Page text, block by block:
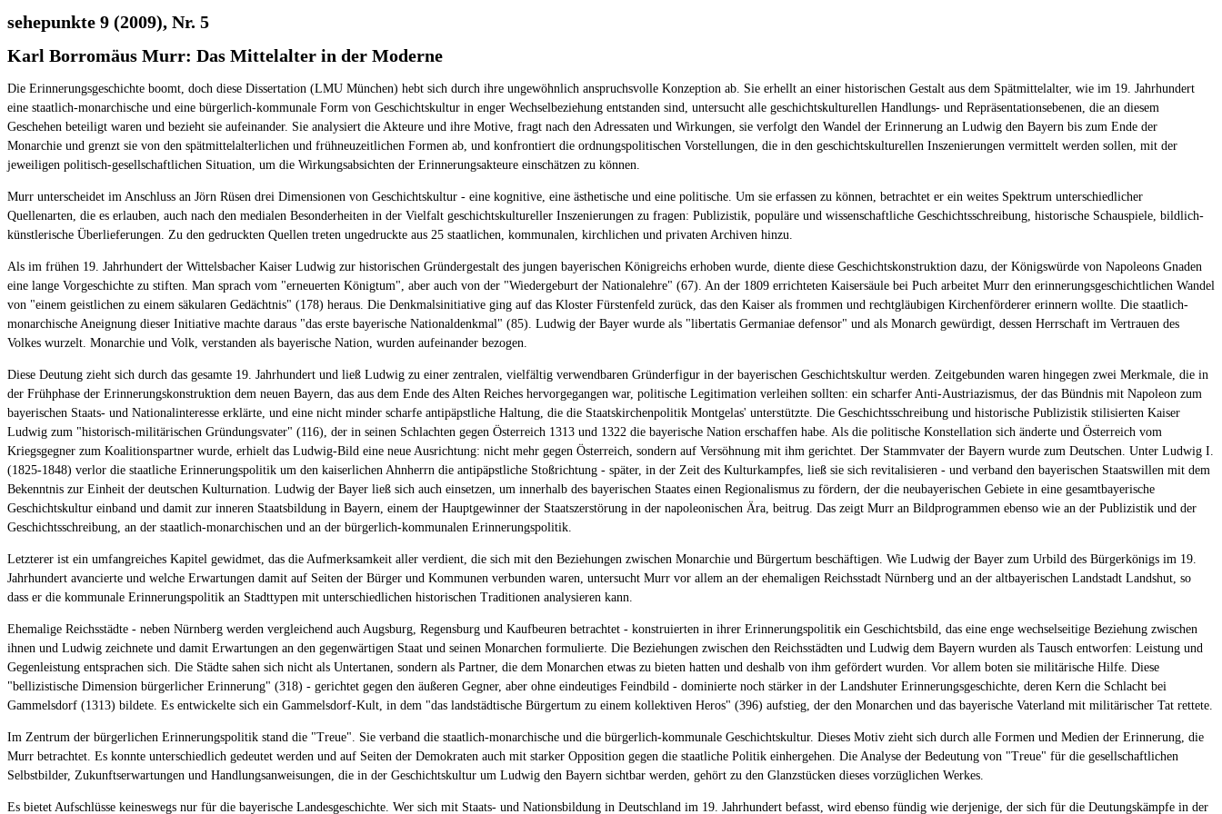
sehepunkte 9 (2009), Nr. 5
Karl Borromäus Murr: Das Mittelalter in der Moderne
Die Erinnerungsgeschichte boomt, doch diese Dissertation (LMU München) hebt sich durch ihre ungewöhnlich anspruchsvolle Konzeption ab. Sie erhellt an einer historischen Gestalt aus dem Spätmittelalter, wie im 19. Jahrhundert
eine staatlich-monarchische und eine bürgerlich-kommunale Form von Geschichtskultur in enger Wechselbeziehung entstanden sind, untersucht alle geschichtskulturellen Handlungs- und Repräsentationsebenen, die an diesem
Geschehen beteiligt waren und bezieht sie aufeinander. Sie analysiert die Akteure und ihre Motive, fragt nach den Adressaten und Wirkungen, sie verfolgt den Wandel der Erinnerung an Ludwig den Bayern bis zum Ende der
Monarchie und grenzt sie von den spätmittelalterlichen und frühneuzeitlichen Formen ab, und konfrontiert die ordnungspolitischen Vorstellungen, die in den geschichtskulturellen Inszenierungen vermittelt werden sollen, mit der
jeweiligen politisch-gesellschaftlichen Situation, um die Wirkungsabsichten der Erinnerungsakteure einschätzen zu können.
Murr unterscheidet im Anschluss an Jörn Rüsen drei Dimensionen von Geschichtskultur - eine kognitive, eine ästhetische und eine politische. Um sie erfassen zu können, betrachtet er ein weites Spektrum unterschiedlicher
Quellenarten, die es erlauben, auch nach den medialen Besonderheiten in der Vielfalt geschichtskultureller Inszenierungen zu fragen: Publizistik, populäre und wissenschaftliche Geschichtsschreibung, historische Schauspiele, bildlich-
künstlerische Überlieferungen. Zu den gedruckten Quellen treten ungedruckte aus 25 staatlichen, kommunalen, kirchlichen und privaten Archiven hinzu.
Als im frühen 19. Jahrhundert der Wittelsbacher Kaiser Ludwig zur historischen Gründergestalt des jungen bayerischen Königreichs erhoben wurde, diente diese Geschichtskonstruktion dazu, der Königswürde von Napoleons Gnaden
eine lange Vorgeschichte zu stiften. Man sprach vom "erneuerten Königtum", aber auch von der "Wiedergeburt der Nationalehre" (67). An der 1809 errichteten Kaisersäule bei Puch arbeitet Murr den erinnerungsgeschichtlichen Wandel
von "einem geistlichen zu einem säkularen Gedächtnis" (178) heraus. Die Denkmalsinitiative ging auf das Kloster Fürstenfeld zurück, das den Kaiser als frommen und rechtgläubigen Kirchenförderer erinnern wollte. Die staatlich-
monarchische Aneignung dieser Initiative machte daraus "das erste bayerische Nationaldenkmal" (85). Ludwig der Bayer wurde als "libertatis Germaniae defensor" und als Monarch gewürdigt, dessen Herrschaft im Vertrauen des
Volkes wurzelt. Monarchie und Volk, verstanden als bayerische Nation, wurden aufeinander bezogen.
Diese Deutung zieht sich durch das gesamte 19. Jahrhundert und ließ Ludwig zu einer zentralen, vielfältig verwendbaren Gründerfigur in der bayerischen Geschichtskultur werden. Zeitgebunden waren hingegen zwei Merkmale, die in
der Frühphase der Erinnerungskonstruktion dem neuen Bayern, das aus dem Ende des Alten Reiches hervorgegangen war, politische Legitimation verleihen sollten: ein scharfer Anti-Austriazismus, der das Bündnis mit Napoleon zum
bayerischen Staats- und Nationalinteresse erklärte, und eine nicht minder scharfe antipäpstliche Haltung, die die Staatskirchenpolitik Montgelas' unterstützte. Die Geschichtsschreibung und historische Publizistik stilisierten Kaiser
Ludwig zum "historisch-militärischen Gründungsvater" (116), der in seinen Schlachten gegen Österreich 1313 und 1322 die bayerische Nation erschaffen habe. Als die politische Konstellation sich änderte und Österreich vom
Kriegsgegner zum Koalitionspartner wurde, erhielt das Ludwig-Bild eine neue Ausrichtung: nicht mehr gegen Österreich, sondern auf Versöhnung mit ihm gerichtet. Der Stammvater der Bayern wurde zum Deutschen. Unter Ludwig I.
(1825-1848) verlor die staatliche Erinnerungspolitik um den kaiserlichen Ahnherrn die antipäpstliche Stoßrichtung - später, in der Zeit des Kulturkampfes, ließ sie sich revitalisieren - und verband den bayerischen Staatswillen mit dem
Bekenntnis zur Einheit der deutschen Kulturnation. Ludwig der Bayer ließ sich auch einsetzen, um innerhalb des bayerischen Staates einen Regionalismus zu fördern, der die neubayerischen Gebiete in eine gesamtbayerische
Geschichtskultur einband und damit zur inneren Staatsbildung in Bayern, einem der Hauptgewinner der Staatszerstörung in der napoleonischen Ära, beitrug. Das zeigt Murr an Bildprogrammen ebenso wie an der Publizistik und der
Geschichtsschreibung, an der staatlich-monarchischen und an der bürgerlich-kommunalen Erinnerungspolitik.
Letzterer ist ein umfangreiches Kapitel gewidmet, das die Aufmerksamkeit aller verdient, die sich mit den Beziehungen zwischen Monarchie und Bürgertum beschäftigen. Wie Ludwig der Bayer zum Urbild des Bürgerkönigs im 19.
Jahrhundert avancierte und welche Erwartungen damit auf Seiten der Bürger und Kommunen verbunden waren, untersucht Murr vor allem an der ehemaligen Reichsstadt Nürnberg und an der altbayerischen Landstadt Landshut, so
dass er die kommunale Erinnerungspolitik an Stadttypen mit unterschiedlichen historischen Traditionen analysieren kann.
Ehemalige Reichsstädte - neben Nürnberg werden vergleichend auch Augsburg, Regensburg und Kaufbeuren betrachtet - konstruierten in ihrer Erinnerungspolitik ein Geschichtsbild, das eine enge wechselseitige Beziehung zwischen
ihnen und Ludwig zeichnete und damit Erwartungen an den gegenwärtigen Staat und seinen Monarchen formulierte. Die Beziehungen zwischen den Reichsstädten und Ludwig dem Bayern wurden als Tausch entworfen: Leistung und
Gegenleistung entsprachen sich. Die Städte sahen sich nicht als Untertanen, sondern als Partner, die dem Monarchen etwas zu bieten hatten und deshalb von ihm gefördert wurden. Vor allem boten sie militärische Hilfe. Diese
"bellizistische Dimension bürgerlicher Erinnerung" (318) - gerichtet gegen den äußeren Gegner, aber ohne eindeutiges Feindbild - dominierte noch stärker in der Landshuter Erinnerungsgeschichte, deren Kern die Schlacht bei
Gammelsdorf (1313) bildete. Es entwickelte sich ein Gammelsdorf-Kult, in dem "das landstädtische Bürgertum zu einem kollektiven Heros" (396) aufstieg, der den Monarchen und das bayerische Vaterland mit militärischer Tat rettete.
Im Zentrum der bürgerlichen Erinnerungspolitik stand die "Treue". Sie verband die staatlich-monarchische und die bürgerlich-kommunale Geschichtskultur. Dieses Motiv zieht sich durch alle Formen und Medien der Erinnerung, die
Murr betrachtet. Es konnte unterschiedlich gedeutet werden und auf Seiten der Demokraten auch mit starker Opposition gegen die staatliche Politik einhergehen. Die Analyse der Bedeutung von "Treue" für die gesellschaftlichen
Selbstbilder, Zukunftserwartungen und Handlungsanweisungen, die in der Geschichtskultur um Ludwig den Bayern sichtbar werden, gehört zu den Glanzstücken dieses vorzüglichen Werkes.
Es bietet Aufschlüsse keineswegs nur für die bayerische Landesgeschichte. Wer sich mit Staats- und Nationsbildung in Deutschland im 19. Jahrhundert befasst, wird ebenso fündig wie derjenige, der sich für die Deutungskämpfe in der